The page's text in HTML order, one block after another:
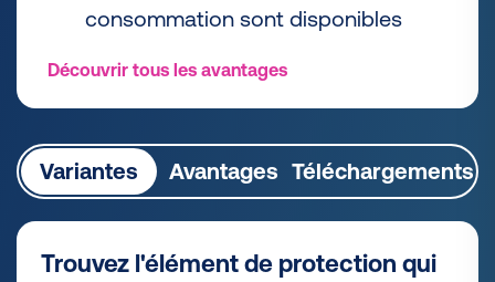
consommation sont disponibles
Découvrir tous les avantages
Variantes Avantages Téléchargements
Trouvez l'élément de protection qui